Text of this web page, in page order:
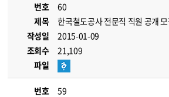
번호
60
제목
한국철도공사 전문직 직원 공개
작성일
2015-01-09
조회수
21,109
파일
번호
59